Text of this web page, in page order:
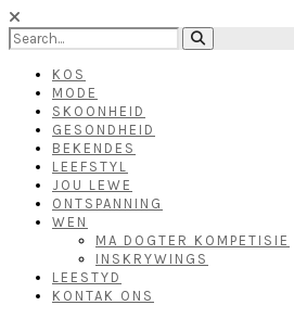
KOS
MODE
SKOONHEID
GESONDHEID
BEKENDES
LEEFSTYL
JOU LEWE
ONTSPANNING
WEN
MA DOGTER KOMPETISIE
INSKRYWINGS
LEESTYD
KONTAK ONS